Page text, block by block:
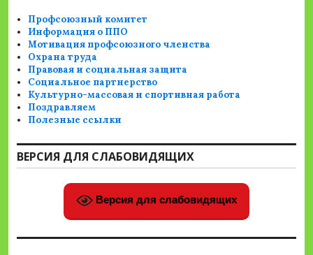
Профсоюзный комитет
Информация о ППО
Мотивация профсоюзного членства
Охрана труда
Правовая и социальная защита
Социальное партнерство
Культурно-массовая и спортивная работа
Поздравляем
Полезные ссылки
ВЕРСИЯ ДЛЯ СЛАБОВИДЯЩИХ
Версия для слабовидящих